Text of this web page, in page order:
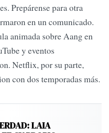
Prepárense para otra
en un comunicado.
animada sobre Aang en
y eventos
Netflix, por su parte,
con dos temporadas más.
LAIA